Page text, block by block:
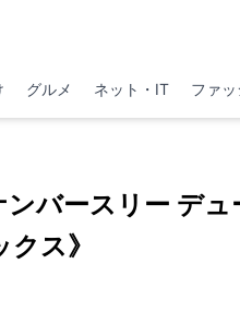
グルメ ネット・IT ファ
バースリー デュ
ス》